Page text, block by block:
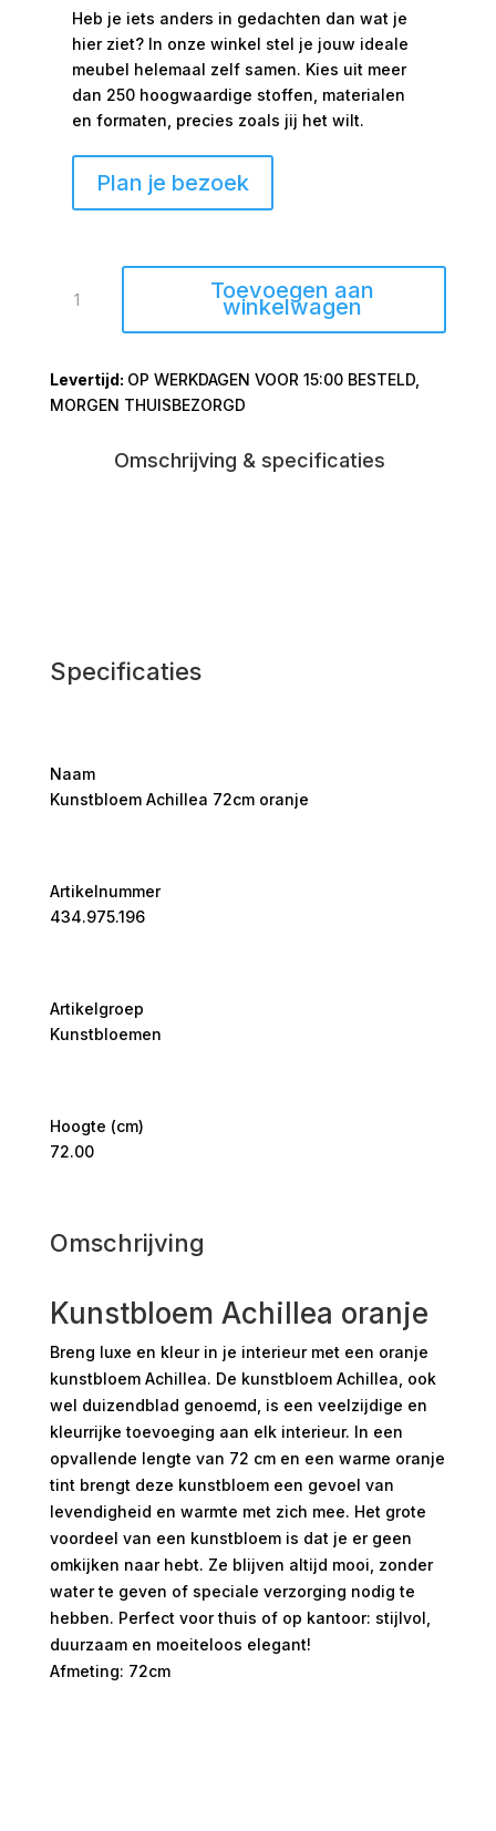
Heb je iets anders in gedachten dan wat je
hier ziet? In onze winkel stel je jouw ideale
meubel helemaal zelf samen. Kies uit meer
dan 250 hoogwaardige stoffen, materialen
en formaten, precies zoals jij het wilt.
Plan je bezoek
Achillea
aantal
Toevoegen aan
winkelwagen
OP WERKDAGEN VOOR 15:00 BESTELD,
MORGEN THUISBEZORGD
Omschrijving & specificaties
Specificaties
Naam
Kunstbloem Achillea 72cm oranje
Artikelnummer
434.975.196
Artikelgroep
Kunstbloemen
Hoogte (cm)
72.00
Omschrijving
Kunstbloem Achillea oranje
Breng luxe en kleur in je interieur met een oranje
kunstbloem Achillea. De kunstbloem Achillea, ook
wel duizendblad genoemd, is een veelzijdige en
kleurrijke toevoeging aan elk interieur. In een
opvallende lengte van 72 cm en een warme oranje
tint brengt deze kunstbloem een gevoel van
levendigheid en warmte met zich mee. Het grote
voordeel van een kunstbloem is dat je er geen
omkijken naar hebt. Ze blijven altijd mooi, zonder
water te geven of speciale verzorging nodig te
hebben. Perfect voor thuis of op kantoor: stijlvol,
duurzaam en moeiteloos elegant!
Afmeting: 72cm